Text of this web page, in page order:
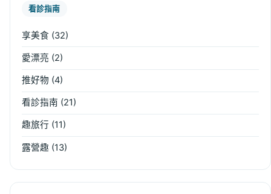
看診指南
享美食 (32)
愛漂亮 (2)
推好物 (4)
看診指南 (21)
趣旅行 (11)
露營趣 (13)